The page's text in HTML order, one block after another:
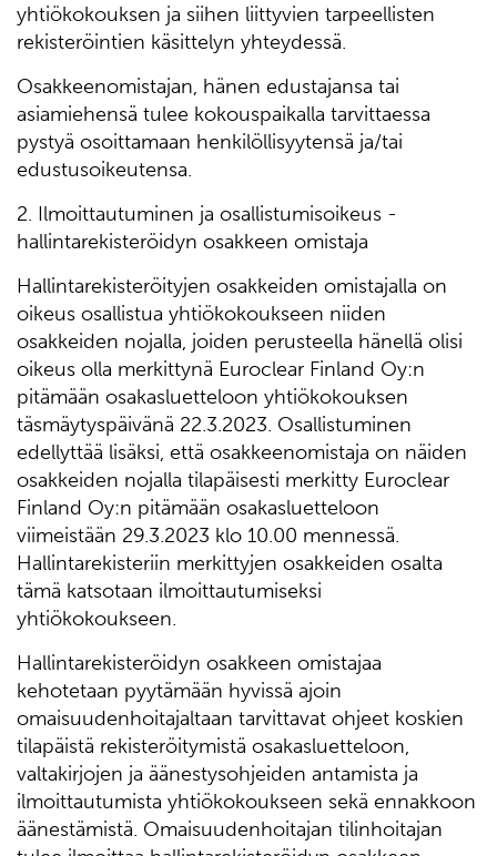
yhtiökokouksen ja siihen liittyvien tarpeellisten
rekisteröintien käsittelyn yhteydessä.
Osakkeenomistajan, hänen edustajansa tai
asiamiehensä tulee kokouspaikalla tarvittaessa
pystyä osoittamaan henkilöllisyytensä ja/tai
edustusoikeutensa.
2. Ilmoittautuminen ja osallistumisoikeus -
hallintarekisteröidyn osakkeen omistaja
Hallintarekisteröityjen osakkeiden omistajalla on
oikeus osallistua yhtiökokoukseen niiden
osakkeiden nojalla, joiden perusteella hänellä olisi
oikeus olla merkittynä Euroclear Finland Oy:n
pitämään osakasluetteloon yhtiökokouksen
täsmäytyspäivänä 22.3.2023. Osallistuminen
edellyttää lisäksi, että osakkeenomistaja on näiden
osakkeiden nojalla tilapäisesti merkitty Euroclear
Finland Oy:n pitämään osakasluetteloon
viimeistään 29.3.2023 klo 10.00 mennessä.
Hallintarekisteriin merkittyjen osakkeiden osalta
tämä katsotaan ilmoittautumiseksi
yhtiökokoukseen.
Hallintarekisteröidyn osakkeen omistajaa
kehotetaan pyytämään hyvissä ajoin
omaisuudenhoitajaltaan tarvittavat ohjeet koskien
tilapäistä rekisteröitymistä osakasluetteloon,
valtakirjojen ja äänestysohjeiden antamista ja
ilmoittautumista yhtiökokoukseen sekä ennakkoon
äänestämistä. Omaisuudenhoitajan tilinhoitajan